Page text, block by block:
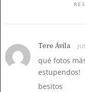
Tere Ávila
qué fotos
estupendos!
besitos